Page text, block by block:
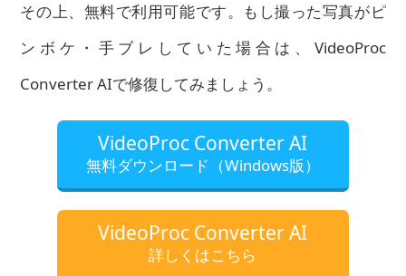
その上、無料で利用可能です。もし撮った写真がピ
ンボケ・手ブレしていた場合は、VideoProc
Converter AIで修復してみましょう。
VideoProc Converter AI
無料ダウンロード（Windows版）
VideoProc Converter AI
詳しくはこちら